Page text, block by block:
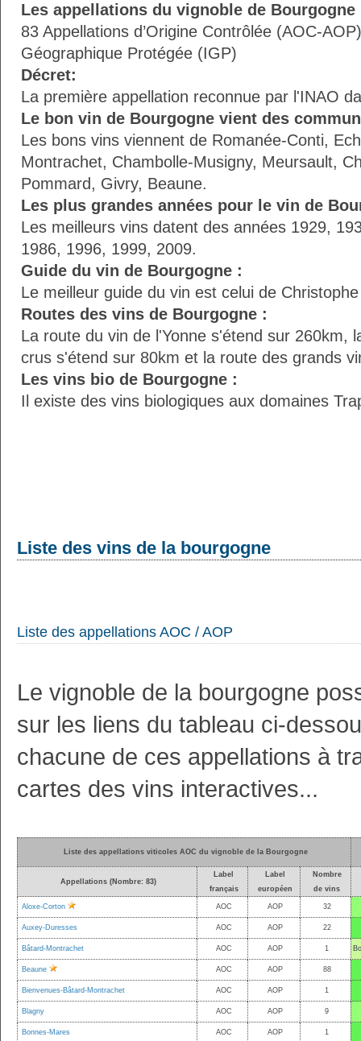
Les appellations du vignoble de Bourgogne
83 Appellations d’Origine Contrôlée (AOC-
Géographique Protégée (IGP)
Décret:
La première appellation reconnue par l'INAO
Le bon vin de Bourgogne vient des
Les bons vins viennent de Romanée-Conti,
Montrachet, Chambolle-Musigny, Meursault,
Pommard, Givry, Beaune.
Les plus grandes années pour le vin de
Les meilleurs vins datent des années 1929,
1986, 1996, 1999, 2009.
Guide du vin de Bourgogne :
Le meilleur guide du vin est celui de
Routes des vins de Bourgogne :
La route du vin de l'Yonne s'étend sur 260km,
crus s'étend sur 80km et la route des grands
Les vins bio de Bourgogne :
Il existe des vins biologiques aux domaines
Liste des vins de la bourgogne
Liste des appellations AOC / AOP
Le vignoble de la bourgogne
sur les liens du tableau ci-
chacune de ces appellations à
cartes des vins interactives...
Liste des appellations viticoles AOC du vignoble de la Bourgogne
Appellations (Nombre: 83)
Label
français
Label
européen
Nombre
de vins
Aloxe-Corton AOC AOP 32
Auxey-Duresses
AOC AOP 22
Bâtard-Montrachet
AOC AOP 1
Beaune AOC AOP 88
Bienvenues-Bâtard-Montrachet
AOC AOP 1
Blagny
AOC AOP 9
Bonnes-Mares
AOC AOP 1